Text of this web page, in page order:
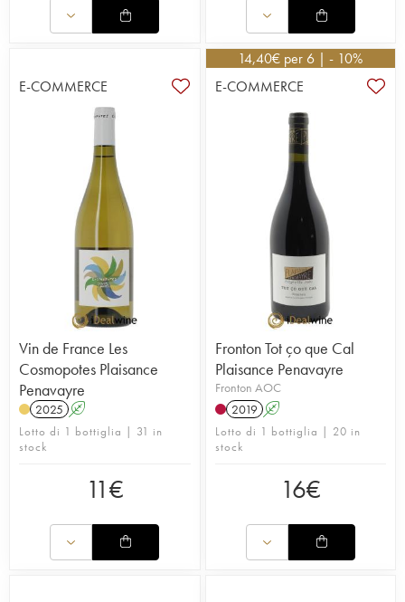
E-COMMERCE
Vin de France Les
Cosmopotes Plaisance
Penavayre
2025 A
Lotto di 1 bottiglia | 31 in
stock
11€
14,40€ per 6 | - 10%
E-COMMERCE
Fronton Tot ço que Cal
Plaisance Penavayre
Fronton AOC
2019 A
Lotto di 1 bottiglia | 20 in
stock
16€